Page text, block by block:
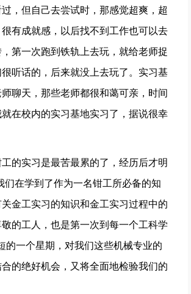
，但自己去尝试时，那感觉超爽，超
有成就感，以后找不到工作也可以去
第一次跑到铁轨上去玩，就给老师捉
听话的，后来就没上去玩了。实习基
聊天，那些老师都很和蔼可亲，时间
在校内的实习基地实习了，据说很幸
的实习是最苦最累的了，经历后才明
在学到了作为一名钳工所必备的知
金工实习的知识和金工实习过程中的
的工人，也是第一次到每一个工科学
的一个星期，对我们这些机械专业的
的绝好机会，又将全面地检验我们的